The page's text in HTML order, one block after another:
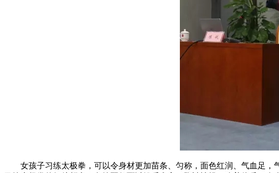
女孩子习练太极拳，可以令身材更加苗条、匀称，面色红润、气血足，